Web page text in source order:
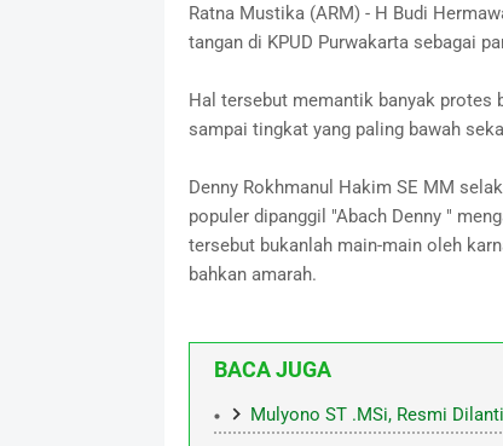
Ratna Mustika (ARM) - H Budi
tangan di KPUD Purwakarta sebagai
Hal tersebut memantik banyak protes
sampai tingkat yang paling bawah
Denny Rokhmanul Hakim SE MM
populer dipanggil "Abach Denny "
tersebut bukanlah main-main oleh
bahkan amarah.
BACA JUGA
Mulyono ST .MSi, Resmi